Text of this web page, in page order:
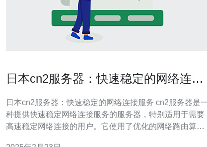
日本cn2服务器：快速稳定的网络连接
日本cn2服务器：快速稳定的网络连接服务 cn2服务器是一
种提供快速稳定网络连接服务的服务器，特别适用于需要
高速稳定网络连接的用户。它使用了优化的网络路由算法